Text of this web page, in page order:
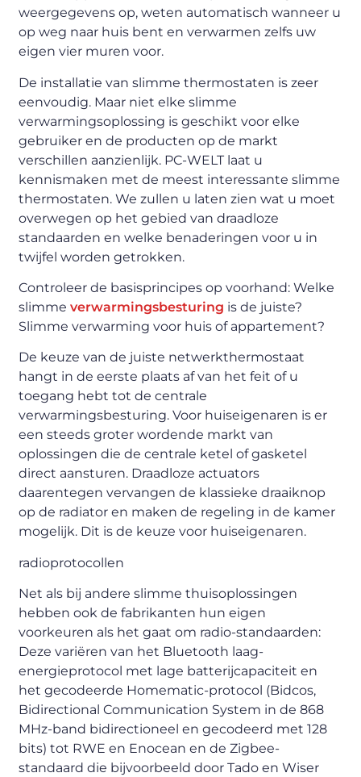
weergegevens op, weten automatisch wanneer u
op weg naar huis bent en verwarmen zelfs uw
eigen vier muren voor.
De installatie van slimme thermostaten is zeer
eenvoudig. Maar niet elke slimme
verwarmingsoplossing is geschikt voor elke
gebruiker en de producten op de markt
verschillen aanzienlijk. PC-WELT laat u
kennismaken met de meest interessante slimme
thermostaten. We zullen u laten zien wat u moet
overwegen op het gebied van draadloze
standaarden en welke benaderingen voor u in
twijfel worden getrokken.
Controleer de basisprincipes op voorhand: Welke
slimmeverwarmingsbesturing is de juiste?
Slimme verwarming voor huis of appartement?
De keuze van de juiste netwerkthermostaat
hangt in de eerste plaats af van het feit of u
toegang hebt tot de centrale
verwarmingsbesturing. Voor huiseigenaren is er
een steeds groter wordende markt van
oplossingen die de centrale ketel of gasketel
direct aansturen. Draadloze actuators
daarentegen vervangen de klassieke draaiknop
op de radiator en maken de regeling in de kamer
mogelijk. Dit is de keuze voor huiseigenaren.
radioprotocollen
Net als bij andere slimme thuisoplossingen
hebben ook de fabrikanten hun eigen
voorkeuren als het gaat om radio-standaarden:
Deze variëren van het Bluetooth laag-
energieprotocol met lage batterijcapaciteit en
het gecodeerde Homematic-protocol (Bidcos,
Bidirectional Communication System in de 868
MHz-band bidirectioneel en gecodeerd met 128
bits) tot RWE en Enocean en de Zigbee-
standaard die bijvoorbeeld door Tado en Wiser